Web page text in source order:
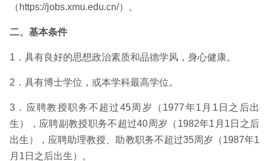
（https://jobs.xmu.edu.cn/）。
二、基本条件
1．具有良好的思想政治素质和品德学风，身心健康。
2．具有博士学位，或本学科最高学位。
3．应聘教授职务不超过45周岁（1977年1月1日之后出
生），应聘副教授职务不超过40周岁（1982年1月1日之后
出生），应聘助理教授、助教职务不超过35周岁（1987年1
月1日之后出生）。